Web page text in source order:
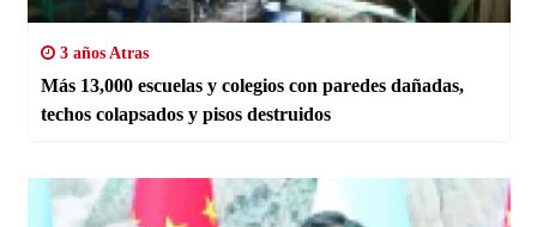
3 años Atras
Más 13,000 escuelas y colegios con paredes dañadas,
techos colapsados y pisos destruidos